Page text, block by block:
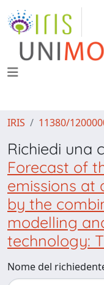
IRIS 11380/
Richiedi una
Forecast of
emissions at
by the
modelling
technology:
Nome del